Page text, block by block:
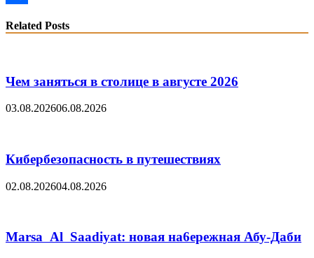
Related Posts
Чем заняться в столице в августе 2026
03.08.202606.08.2026
Кибербезопасность в путешествиях
02.08.202604.08.2026
Marsa Al Saadiyat: новая на6ережная Абу-Даби